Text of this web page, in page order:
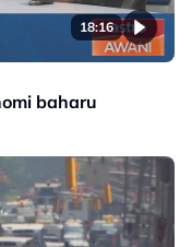
18:16
baharu